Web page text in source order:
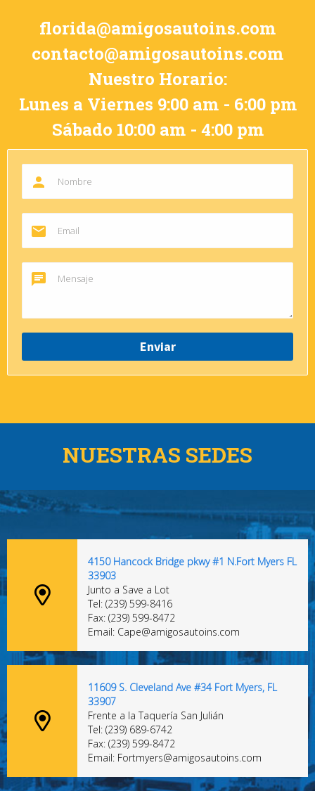
florida@amigosautoins.com
contacto@amigosautoins.com
Nuestro Horario:
Lunes a Viernes 9:00 am - 6:00 pm
Sábado 10:00 am - 4:00 pm
NUESTRAS SEDES
4150 Hancock Bridge pkwy #1 N.Fort Myers FL
33903
Junto a Save a Lot
Tel: (239) 599-8416
Fax: (239) 599-8472
Email: Cape@amigosautoins.com
11609 S. Cleveland Ave #34 Fort Myers, FL
33907
Frente a la Taquería San Julián
Tel: (239) 689-6742
Fax: (239) 599-8472
Email: Fortmyers@amigosautoins.com